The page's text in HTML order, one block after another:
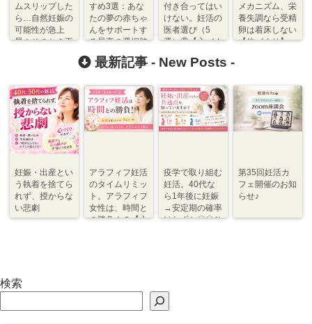
ムスリップした
ら…自然妊娠の
可能性が急上
昇！そのとき不
すめ3選：あな
たの夢の赤ちゃ
んをサポートす
る最高の選択肢
付き合ってはい
けない。妊活の
医者選び（5
選）⑤【心づく
メカニズム、栄
養失調なら受精
卵は着床しない
【体づくり】
最新記事 - New Posts -
妊娠・出産とい
う執着を捨てら
れず、授からな
い悲劇
アラフィフ妊活
のタイムリミッ
ト。アラフィフ
女性は、時間と
の勝負！？【心
疫学で取り組む
妊活。40代な
ら1年後に妊娠
→安定期の確率
はわずか〇〇％
第35回妊活カ
フェ開催のお知
らせ♪
検索